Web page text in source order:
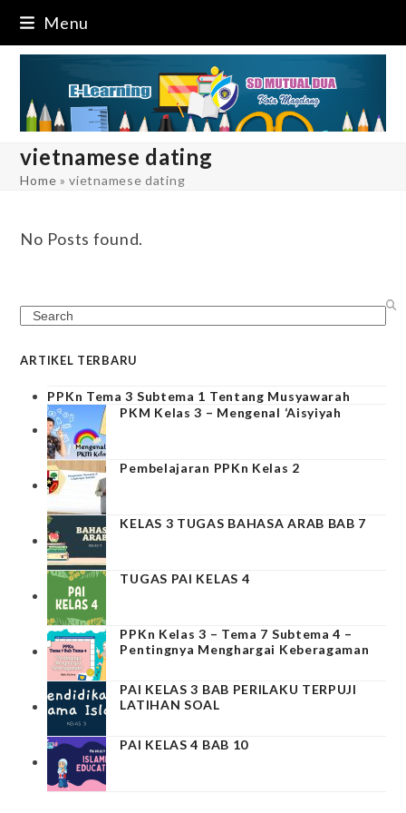
content
Menu
vietnamese dating
Home »vietnamese dating
No Posts found.
Search
ARTIKEL TERBARU
PPKn Tema 3 Subtema 1 Tentang Musyawarah
PKM Kelas 3 – Mengenal ‘Aisyiyah
Pembelajaran PPKn Kelas 2
KELAS 3 TUGAS BAHASA ARAB BAB 7
TUGAS PAI KELAS 4
PPKn Kelas 3 – Tema 7 Subtema 4 –
Pentingnya Menghargai Keberagaman
PAI KELAS 3 BAB PERILAKU TERPUJI
LATIHAN SOAL
PAI KELAS 4 BAB 10